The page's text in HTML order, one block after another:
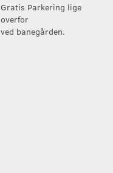
Gratis Parkering lige
overfor
ved banegården.